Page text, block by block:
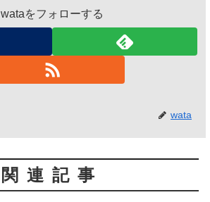
wataをフォローする
wata
関連記事